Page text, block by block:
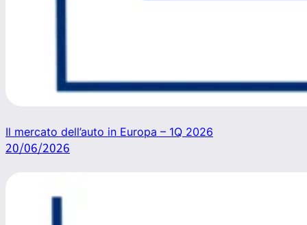
Il mercato dell’auto in Europa – 1Q 2026
20/06/2026